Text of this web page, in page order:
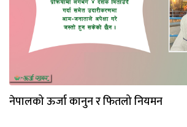
नेपालको ऊर्जा कानुन र फितलो नियमन